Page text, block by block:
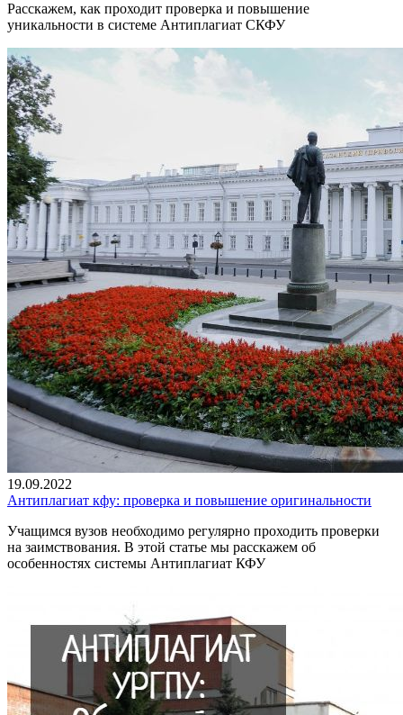
Расскажем, как проходит проверка и повышение
уникальности в системе Антиплагиат СКФУ
19.09.2022
Антиплагиат кфу: проверка и повышение оригинальности
Учащимся вузов необходимо регулярно проходить проверки
на заимствования. В этой статье мы расскажем об
особенностях системы Антиплагиат КФУ